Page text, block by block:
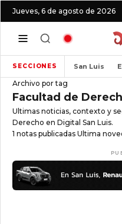
Jueves, 6 de agosto de 2026
SECCIONES San Luis
Archivo por tag
Facultad de
Ultimas noticias, contexto y
Derecho en Digital San Luis.
1 notas publicadas Ultima